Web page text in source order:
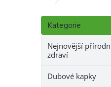
P
s
Přeskočit
kategorie
Kategorie
Nejnovější
zdraví
Dubové kapky